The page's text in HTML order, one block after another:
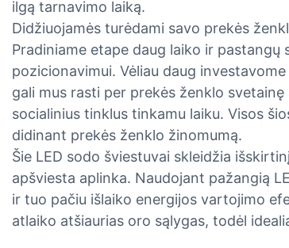
ilgą tarnavimo laiką.
Didžiuojamės turėdami savo prekės
Pradiniame etape daug laiko ir
pozicionavimui. Vėliau daug
gali mus rasti per prekės ženklo
socialinius tinklus tinkamu laiku. Visos
didinant prekės ženklo žinomumą.
Šie LED sodo šviestuvai skleidžia
apšviesta aplinka. Naudojant pažangią
ir tuo pačiu išlaiko energijos vartojimo
atlaiko atšiaurias oro sąlygas, todėl